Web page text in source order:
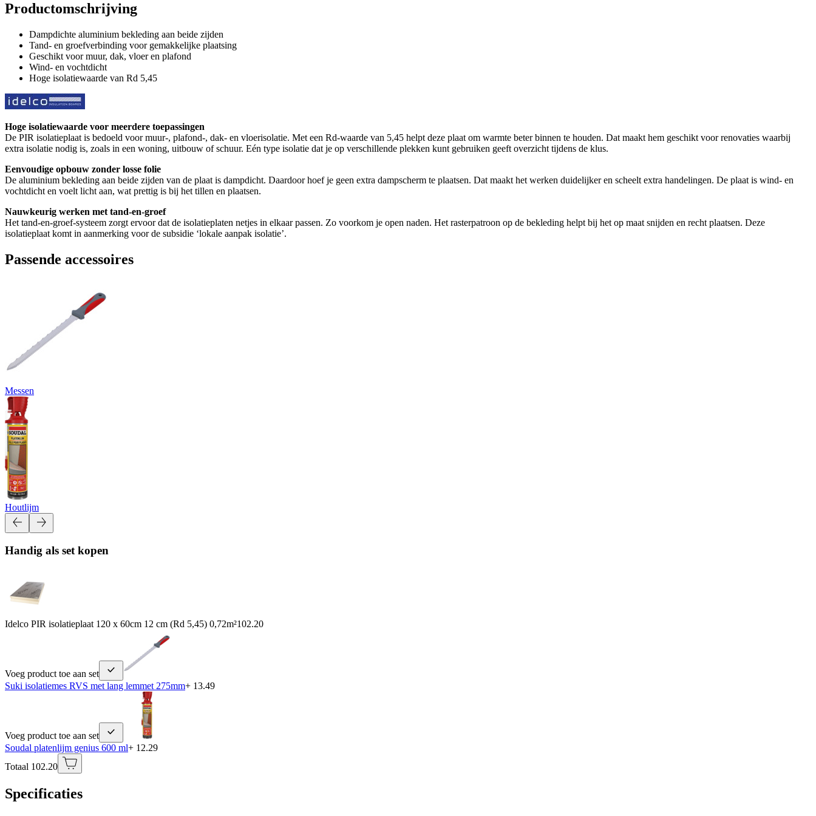
Productomschrijving
Dampdichte aluminium bekleding aan beide zijden
Tand- en groefverbinding voor gemakkelijke plaatsing
Geschikt voor muur, dak, vloer en plafond
Wind- en vochtdicht
Hoge isolatiewaarde van Rd 5,45
Hoge isolatiewaarde voor meerdere toepassingen
De PIR isolatieplaat is bedoeld voor muur-, plafond-, dak- en vloerisolatie. Met een Rd-waarde van 5,45 helpt deze plaat om warmte beter binnen te houden. Dat maakt hem geschikt voor renovaties waarbij
extra isolatie nodig is, zoals in een woning, uitbouw of schuur. Eén type isolatie dat je op verschillende plekken kunt gebruiken geeft overzicht tijdens de klus.
Eenvoudige opbouw zonder losse folie
De aluminium bekleding aan beide zijden van de plaat is dampdicht. Daardoor hoef je geen extra dampscherm te plaatsen. Dat maakt het werken duidelijker en scheelt extra handelingen. De plaat is wind- en
vochtdicht en voelt licht aan, wat prettig is bij het tillen en plaatsen.
Nauwkeurig werken met tand-en-groef
Het tand-en-groef-systeem zorgt ervoor dat de isolatieplaten netjes in elkaar passen. Zo voorkom je open naden. Het rasterpatroon op de bekleding helpt bij het op maat snijden en recht plaatsen. Deze
isolatieplaat komt in aanmerking voor de subsidie ‘lokale aanpak isolatie’.
Passende accessoires
Messen
Houtlijm
Handig als set kopen
Idelco PIR isolatieplaat 120 x 60cm 12 cm (Rd 5,45) 0,72m²102.20
Voeg product toe aan set
Suki isolatiemes RVS met lang lemmet 275mm+ 13.49
Voeg product toe aan set
Soudal platenlijm genius 600 ml+ 12.29
Totaal 102.20
Specificaties